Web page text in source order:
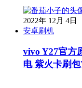
2022年 12月 4日
安卓刷机
vivo Y27官方
电 紫火卡刷